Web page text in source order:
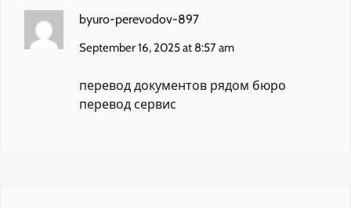
byuro-perevodov-897
September 16, 2025 at 8:57 am
перевод документов рядом бюро
перевод сервис